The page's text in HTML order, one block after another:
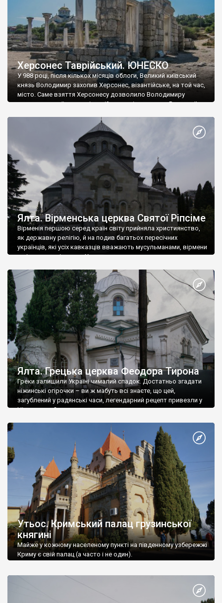
Херсонес Таврійський. ЮНЕСКО
У 988 році, після кількох місяців облоги, Великий київський
князь Володимир захопив Херсонес, візантійське, на той час,
місто. Саме взяття Херсонесу дозволило Володимиру
диктувати свої умови візантійському імператору Василю ІІ, та
Херсонесі Володимир-язичник, став Василем-християнином.
А потім було Хрещення Русі. На честь Херсонесу Таврійського
Ялта. Вірменська церква Святої Ріпсіме
Вірменія першою серед країн світу прийняла християнство,
як державну релігію, й на подив багатьох пересічних
українців, які усіх кавказців вважають мусульманами, вірмени
є відданими вірянами Христа
Ялта. Грецька церква Феодора Тирона
Греки залишили Україні чималий спадок. Достатньо згадати
ніжинські огірочки – ви ж мабуть всі знаєте, що цей,
загублений у радянські часи, легендарний рецепт привезли у
Ніжин греки?
Утьос. Кримський палац грузинської
княгині
Майже у кожному населеному пункті на південному узбережжі
Криму є свій палац (а часто і не один).